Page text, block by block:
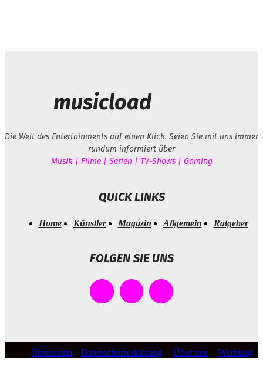
musicload
Die Welt des Entertainments auf einen Klick. Seien Sie mit uns immer
rundum informiert über
Musik | Filme | Serien | TV-Shows | Gaming
QUICK LINKS
Home Künstler Magazin Allgemein Ratgeber
FOLGEN SIE UNS
Impressum Datenschutzerklärung Über uns Werbung